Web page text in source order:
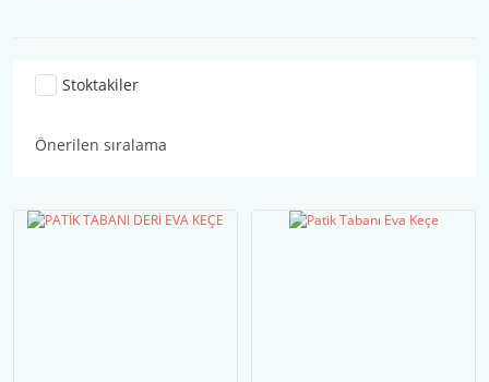
Stoktakiler